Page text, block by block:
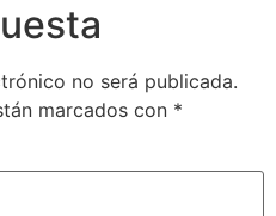
no será publicada.
marcados con *